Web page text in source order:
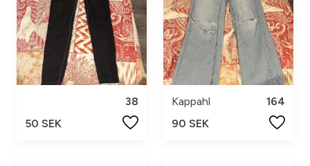
38
50 SEK
Kappahl
164
90 SEK